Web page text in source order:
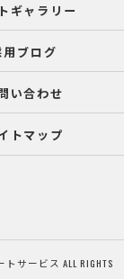
ギャラリー
用ブログ
い合わせ
トマップ
サービス ALL RIGHTS